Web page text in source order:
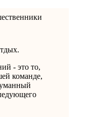
- это то,
команде,